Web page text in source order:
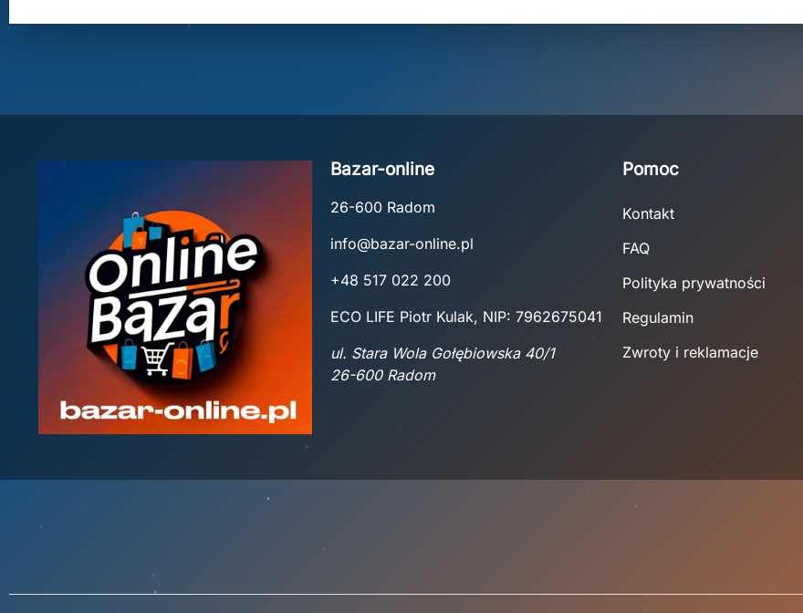
Bazar-online
26-600 Radom
info@bazar-online.pl
+48 517 022 200
ECO LIFE Piotr Kulak, NIP: 7962675041
ul. Stara Wola Gołębiowska 40/1
26-600 Radom
Pomoc
Kontakt
FAQ
Polityka prywatności
Regulamin
Zwroty i reklamacje